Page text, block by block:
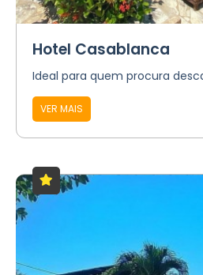
Hotel Casablanca
Ideal para quem procura
VER MAIS